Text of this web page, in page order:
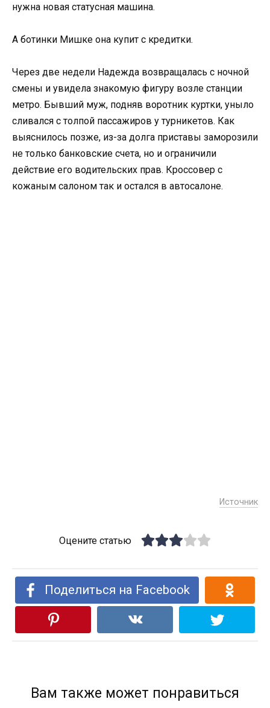
нужна новая статусная машина.
А ботинки Мишке она купит с кредитки.
Через две недели Надежда возвращалась с ночной
смены и увидела знакомую фигуру возле станции
метро. Бывший муж, подняв воротник куртки, уныло
сливался с толпой пассажиров у турникетов. Как
выяснилось позже, из-за долга приставы заморозили
не только банковские счета, но и ограничили
действие его водительских прав. Кроссовер с
кожаным салоном так и остался в автосалоне.
Источник
Оцените статью
Поделиться на Facebook
Вам также может понравиться